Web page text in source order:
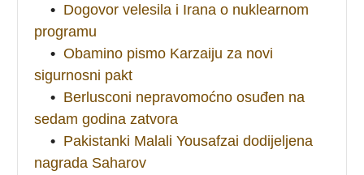
• Dogovor velesila i Irana o nuklearnom
programu
• Obamino pismo Karzaiju za novi
sigurnosni pakt
• Berlusconi nepravomoćno osuđen na
sedam godina zatvora
• Pakistanki Malali Yousafzai dodijeljena
nagrada Saharov